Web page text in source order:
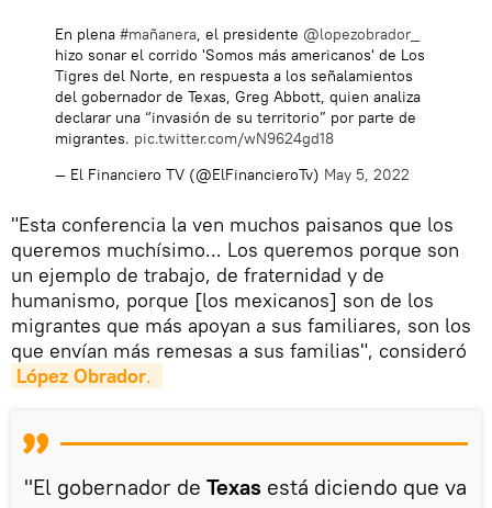
En plena #mañanera, el presidente @lopezobrador_
hizo sonar el corrido 'Somos más americanos' de Los
Tigres del Norte, en respuesta a los señalamientos
del gobernador de Texas, Greg Abbott, quien analiza
declarar una “invasión de su territorio” por parte de
migrantes. pic.twitter.com/wN9624gd18
— El Financiero TV (@ElFinancieroTv) May 5, 2022
"Esta conferencia la ven muchos paisanos que los
queremos muchísimo... Los queremos porque son
un ejemplo de trabajo, de fraternidad y de
humanismo, porque [los mexicanos] son de los
migrantes que más apoyan a sus familiares, son los
que envían más remesas a sus familias", consideró
López Obrador.
"El gobernador de Texas está diciendo que va